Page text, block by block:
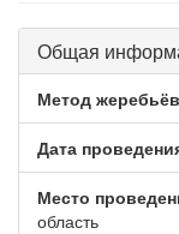
Общая
Метод
Дата
Место
область